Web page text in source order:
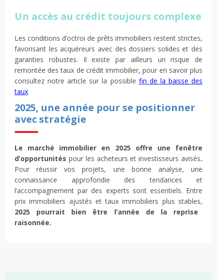
Un accès au crédit toujours complexe
Les conditions d’octroi de prêts immobiliers restent strictes,
favorisant les acquéreurs avec des dossiers solides et des
garanties robustes. Il existe par ailleurs un risque de
remontée des taux de crédit immobilier, pour en savoir plus
consultez notre article sur la possible fin de la baisse des
taux
2025, une année pour se positionner
avec stratégie
Le marché immobilier en 2025 offre une fenêtre
d’opportunités pour les acheteurs et investisseurs avisés.
Pour réussir vos projets, une bonne analyse, une
connaissance approfondie des tendances et
l’accompagnement par des experts sont essentiels. Entre
prix immobiliers ajustés et taux immobiliers plus stables,
2025 pourrait bien être l’année de la reprise
raisonnée.